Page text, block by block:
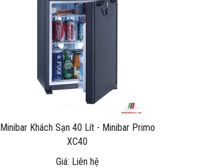
Minibar Khách Sạn 40 Lít - Minibar Primo
XC40
Giá: Liên hệ